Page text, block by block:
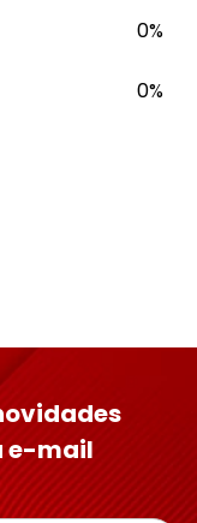
0%
0%
e-mail